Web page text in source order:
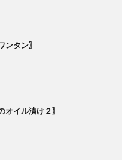
タン〗
イル漬け２〗